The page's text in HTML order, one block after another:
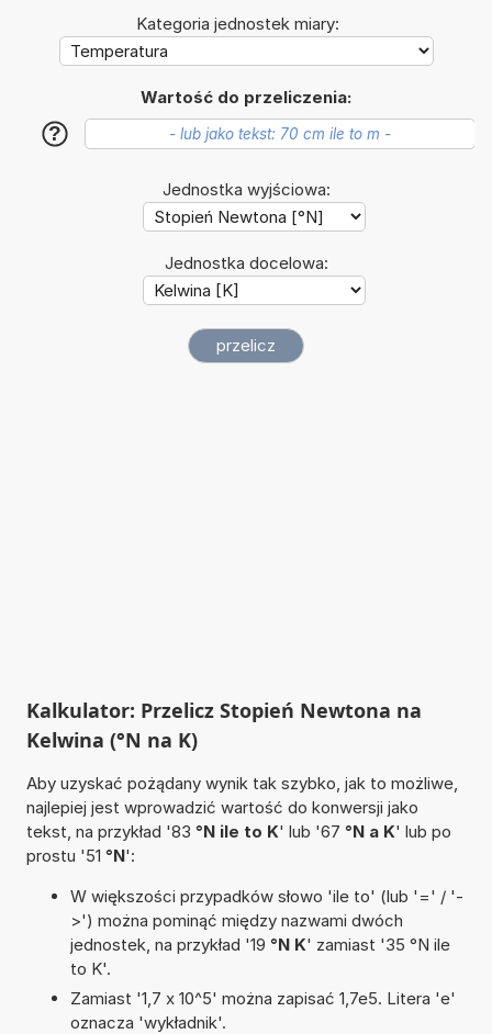
Kategoria jednostek miary:
Wartość do przeliczenia:
?
Jednostka wyjściowa:
Jednostka docelowa:
Kalkulator: Przelicz Stopień Newtona na
Kelwina (°N na K)
Aby uzyskać pożądany wynik tak szybko, jak to możliwe,
najlepiej jest wprowadzić wartość do konwersji jako
tekst, na przykład '83 °N ile to K' lub '67 °N a K' lub po
prostu '51 °N':
W większości przypadków słowo 'ile to' (lub '=' / '-
>') można pominąć między nazwami dwóch
jednostek, na przykład '19 °N K' zamiast '35 °N ile
to K'.
Zamiast '1,7 x 10^5' można zapisać 1,7e5. Litera 'e'
oznacza 'wykładnik'.